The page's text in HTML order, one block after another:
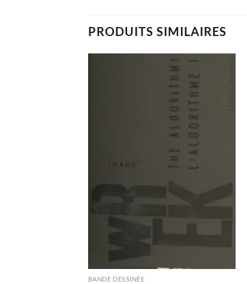
PRODUITS SIMILAIRES
BANDE DESSINÉE